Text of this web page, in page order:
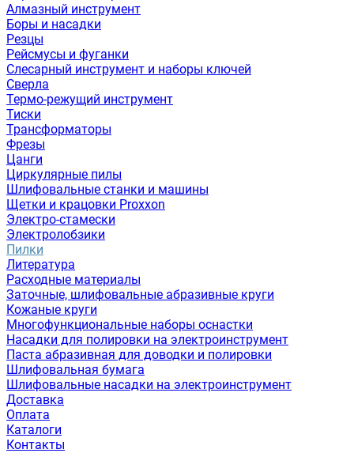
Алмазный инструмент
Боры и насадки
Резцы
Рейсмусы и фуганки
Слесарный инструмент и наборы ключей
Сверла
Термо-режущий инструмент
Тиски
Трансформаторы
Фрезы
Цанги
Циркулярные пилы
Шлифовальные станки и машины
Щетки и крацовки Proxxon
Электро-стамески
Электролобзики
Пилки
Литература
Расходные материалы
Заточные, шлифовальные абразивные круги
Кожаные круги
Многофункциональные наборы оснастки
Насадки для полировки на электроинструмент
Паста абразивная для доводки и полировки
Шлифовальная бумага
Шлифовальные насадки на электроинструмент
Доставка
Оплата
Каталоги
Контакты